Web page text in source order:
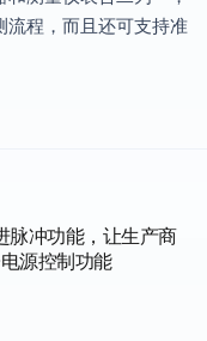
流程，而且还可支持准
仪可提升高精度射频功
脉冲功能，让生产商
源控制功能